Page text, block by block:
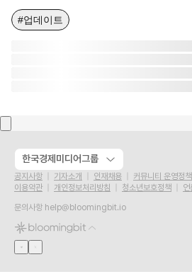
#업데이트
한국경제미디어그룹
공지사항 기자소개 인재채용
커뮤니티 운영정책
이용약관
개인정보처리방침 청소년보호정책
언
문의사항 help@bloomingbit.io